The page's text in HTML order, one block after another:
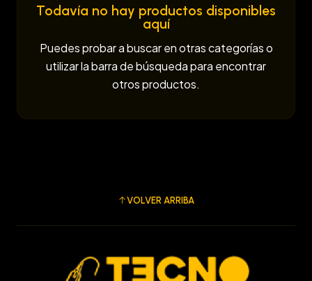
Todavía no hay productos disponibles
aquí
Puedes probar a buscar en otras categorías o
utilizar la barra de búsqueda para encontrar
otros productos.
VOLVER ARRIBA